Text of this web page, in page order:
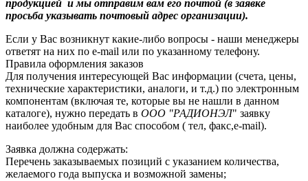
продукцией и мы отправим вам его почтой (в заявке
просьба указывать почтовый адрес организации).
Если у Вас возникнут какие-либо вопросы - наши менеджеры
ответят на них по e-mail или по указанному телефону.
Правила оформления заказов
Для получения интересующей Вас информации (счета, цены,
технические характеристики, аналоги, и т.д.) по электронным
компонентам (включая те, которые вы не нашли в данном
каталоге), нужно передать в ООО "РАДИОНЭЛ" заявку
наиболее удобным для Вас способом ( тел, факс,e-mail).
Заявка должна содержать:
Перечень заказываемых позиций с указанием количества,
желаемого года выпуска и возможной замены;